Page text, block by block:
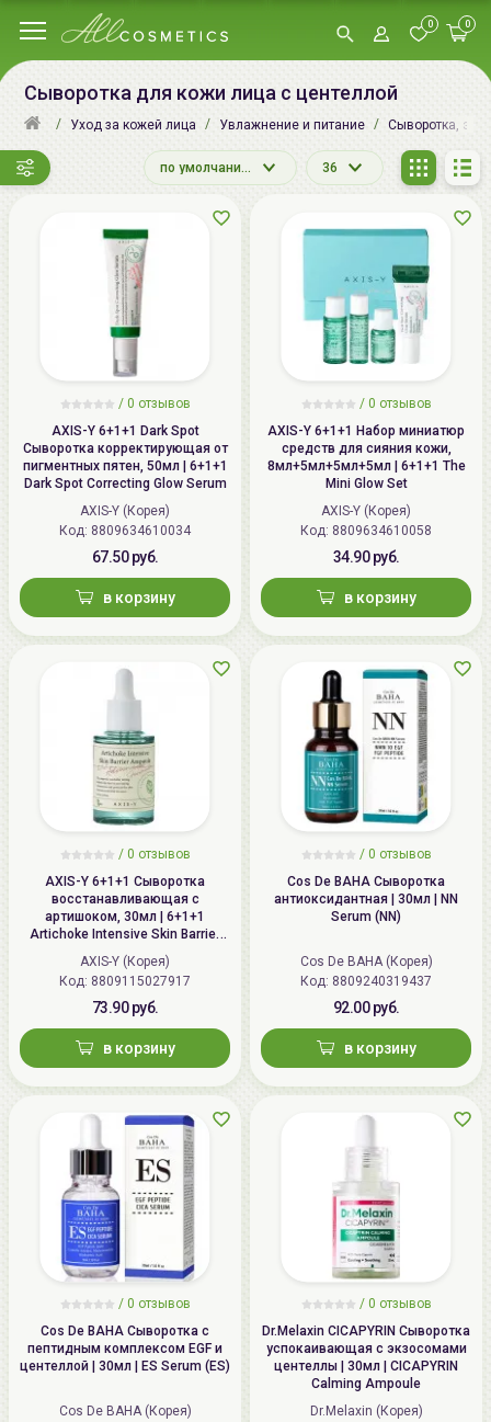
0 0
Сыворотка для кожи лица с центеллой
Уход за кожей лица Увлажнение и питание Сыворотка,
по умолчанию 36
/ 0 отзывов
AXIS-Y 6+1+1 Dark Spot
Сыворотка корректирующая от
пигментных пятен, 50мл | 6+1+1
Dark Spot Correcting Glow Serum
AXIS-Y (Корея)
Код: 8809634610034
67.50 руб.
в корзину
/ 0 отзывов
AXIS-Y 6+1+1 Набор миниатюр
средств для сияния кожи,
8мл+5мл+5мл+5мл | 6+1+1 The
Mini Glow Set
AXIS-Y (Корея)
Код: 8809634610058
34.90 руб.
в корзину
/ 0 отзывов
AXIS-Y 6+1+1 Сыворотка
восстанавливающая с
артишоком, 30мл | 6+1+1
Artichoke Intensive Skin Barrier
Ampoule
AXIS-Y (Корея)
Код: 8809115027917
73.90 руб.
в корзину
/ 0 отзывов
Cos De BAHA Сыворотка
антиоксидантная | 30мл | NN
Serum (NN)
Cos De BAHA (Корея)
Код: 8809240319437
92.00 руб.
в корзину
/ 0 отзывов
Cos De BAHA Сыворотка с
пептидным комплексом EGF и
центеллой | 30мл | ES Serum (ES)
Cos De BAHA (Корея)
/ 0 отзывов
Dr.Melaxin CICAPYRIN Сыворотка
успокаивающая с экзосомами
центеллы | 30мл | CICAPYRIN
Calming Ampoule
Dr.Melaxin (Корея)